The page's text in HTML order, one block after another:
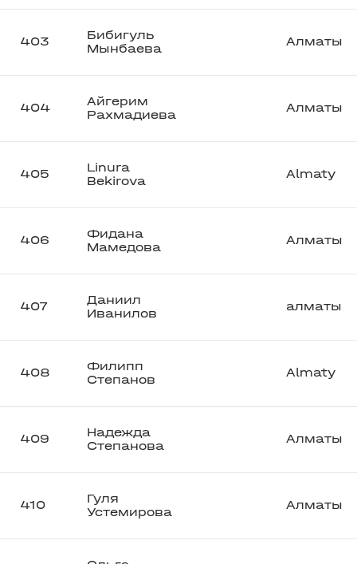
403
Бибигуль
Мынбаева
Алматы
404
Айгерим
Рахмадиева
Алматы
405
Linura
Bekirova
Almaty
406
Фидана
Мамедова
Алматы
407
Даниил
Иванилов
алматы
408
Филипп
Степанов
Almaty
409
Надежда
Степанова
Алматы
410
Гуля
Устемирова
Алматы